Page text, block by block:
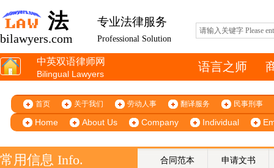
法 专业法律服务
Professional Solution
bilawyers.com
中英双语律师网
Bilingual Lawyers
语言之师
首页 关于我们 劳动人事 翻译服务 民事刑事
Home About Us Company Individual
合同范本 申请文书
常用信息 Info.